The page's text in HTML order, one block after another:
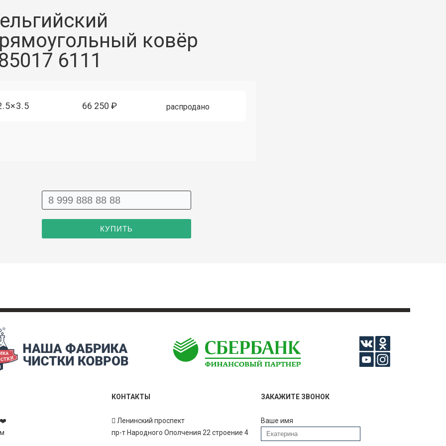
ковёр
6111
66 250 ₽ распродано
❤️
КОНТАКТЫ
Ленинский проспект
пр-т Народного Ополчения 22 строение 4
ЗАКАЖИТЕ ЗВОНОК
Ваше имя